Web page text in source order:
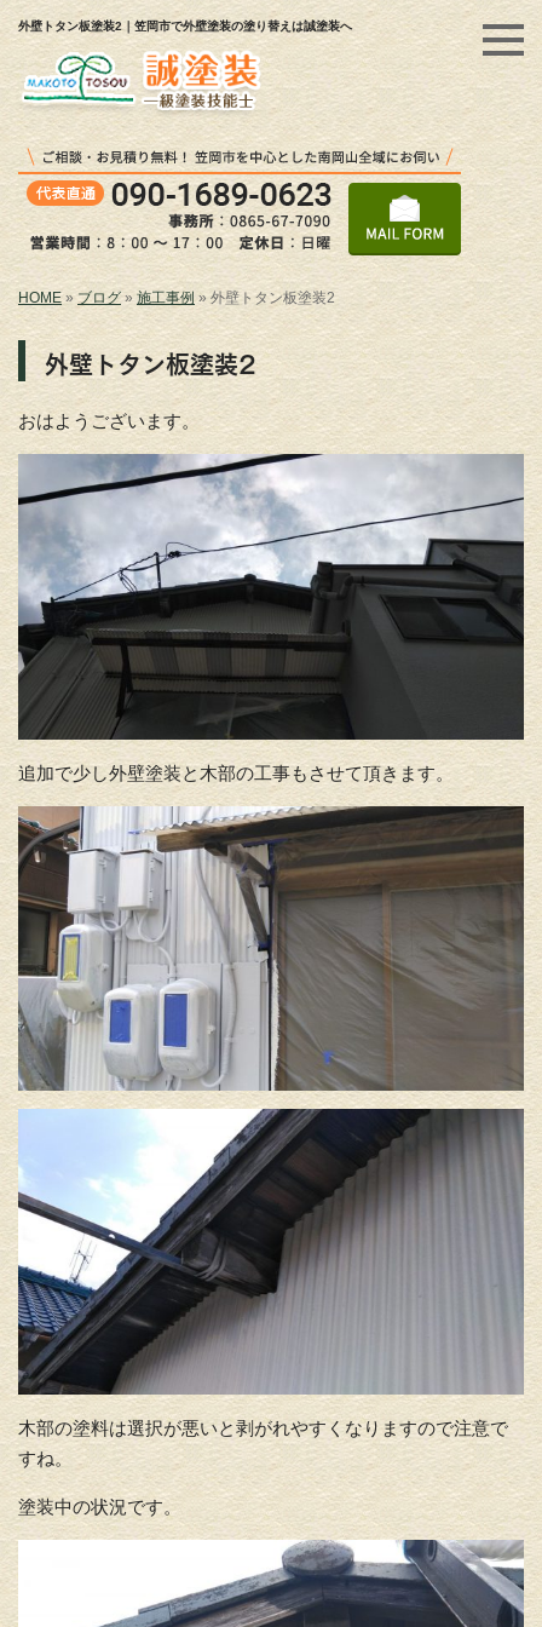
外壁トタン板塗装2｜笠岡市で外壁塗装の塗り替えは誠塗装へ
HOME» ブログ» 施工事例 » 外壁トタン板塗装2
外壁トタン板塗装2
おはようございます。
追加で少し外壁塗装と木部の工事もさせて頂きます。
木部の塗料は選択が悪いと剥がれやすくなりますので注意で
すね。
塗装中の状況です。